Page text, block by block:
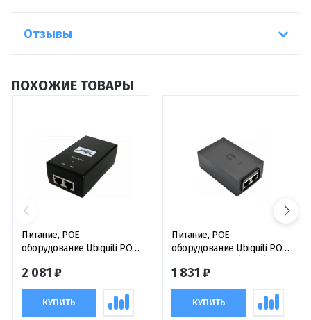
Отзывы
ПОХОЖИЕ ТОВАРЫ
Питание, POE
оборудование Ubiquiti POE
2 081 ₽
КУПИТЬ
Питание, POE
оборудование Ubiquiti POE
питания черный
1 831 ₽
КУПИТЬ